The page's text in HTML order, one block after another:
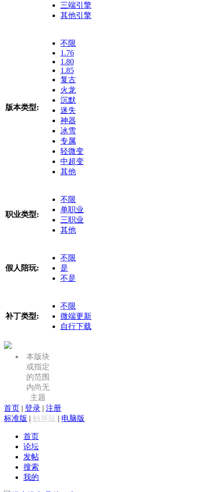
三端引擎
其他引擎
版本类型:
不限
1.76
1.80
1.85
复古
火龙
沉默
迷失
神器
冰雪
专属
轻微变
中超变
其他
职业类型:
不限
单职业
三职业
其他
假人陪玩:
不限
是
不是
补丁类型:
不限
微端更新
自行下载
本版块
或指定
的范围
内尚无
主题
首页 | 登录 | 注册
标准版 | 触屏版 | 电脑版
首页
论坛
发帖
搜索
我的